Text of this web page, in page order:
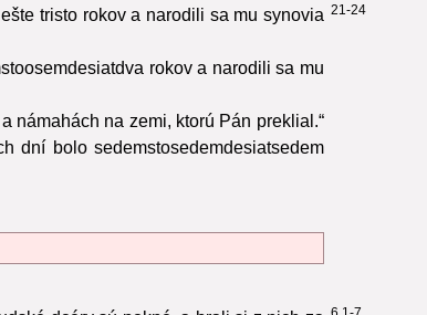
21-24
tristo rokov a narodili sa mu synovia
rokov a narodili sa mu
námahách na zemi, ktorú Pán preklial.“
dní bolo sedemstosedemdesiatsedem